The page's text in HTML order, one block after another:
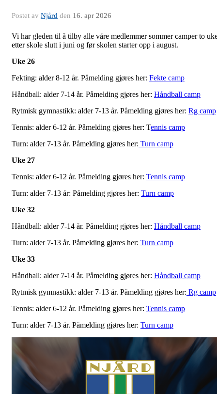
Postet av Njård den 16. apr 2026
Vi har gleden til å tilby alle våre medlemmer sommer camper to
etter skole slutt i juni og før skolen starter opp i august.
Uke 26
Fekting: alder 8-12 år. Påmelding gjøres her: Fekte camp
Håndball: alder 7-14 år. Påmelding gjøres her: Håndball camp
Rytmisk gymnastikk: alder 7-13 år. Påmelding gjøres her: Rg camp
Tennis: alder 6-12 år. Påmelding gjøres her: Tennis camp
Turn: alder 7-13 år. Påmelding gjøres her: Turn camp
Uke 27
Tennis: alder 6-12 år. Påmelding gjøres her: Tennis camp
Turn: alder 7-13 år: Påmelding gjøres her: Turn camp
Uke 32
Håndball: alder 7-14 år. Påmelding gjøres her: Håndball camp
Turn: alder 7-13 år. Påmelding gjøres her: Turn camp
Uke 33
Håndball: alder 7-14 år. Påmelding gjøres her: Håndball camp
Rytmisk gymnastikk: alder 7-13 år. Påmelding gjøres her: Rg camp
Tennis: alder 6-12 år. Påmelding gjøres her: Tennis camp
Turn: alder 7-13 år. Påmelding gjøres her: Turn camp